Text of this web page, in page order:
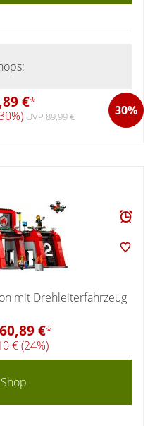
€* 30%
UVP 89,99 €
mit Drehleiterfahrzeug
60,89 €*
€ (24%)